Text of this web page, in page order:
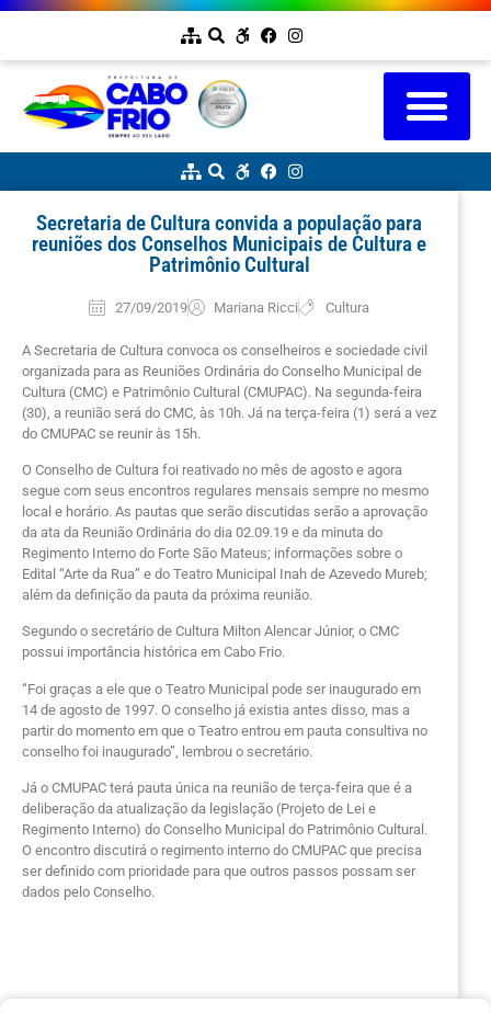
Secretaria de Cultura convida a população para
reuniões dos Conselhos Municipais de Cultura e
Patrimônio Cultural
27/09/2019 Mariana Ricci Cultura
A Secretaria de Cultura convoca os conselheiros e sociedade civil
organizada para as Reuniões Ordinária do Conselho Municipal de
Cultura (CMC) e Patrimônio Cultural (CMUPAC). Na segunda-feira
(30), a reunião será do CMC, às 10h. Já na terça-feira (1) será a vez
do CMUPAC se reunir às 15h.
O Conselho de Cultura foi reativado no mês de agosto e agora
segue com seus encontros regulares mensais sempre no mesmo
local e horário. As pautas que serão discutidas serão a aprovação
da ata da Reunião Ordinária do dia 02.09.19 e da minuta do
Regimento Interno do Forte São Mateus; informações sobre o
Edital “Arte da Rua” e do Teatro Municipal Inah de Azevedo Mureb;
além da definição da pauta da próxima reunião.
Segundo o secretário de Cultura Milton Alencar Júnior, o CMC
possui importância histórica em Cabo Frio.
“Foi graças a ele que o Teatro Municipal pode ser inaugurado em
14 de agosto de 1997. O conselho já existia antes disso, mas a
partir do momento em que o Teatro entrou em pauta consultiva no
conselho foi inaugurado”, lembrou o secretário.
Já o CMUPAC terá pauta única na reunião de terça-feira que é a
deliberação da atualização da legislação (Projeto de Lei e
Regimento Interno) do Conselho Municipal do Patrimônio Cultural.
O encontro discutirá o regimento interno do CMUPAC que precisa
ser definido com prioridade para que outros passos possam ser
dados pelo Conselho.